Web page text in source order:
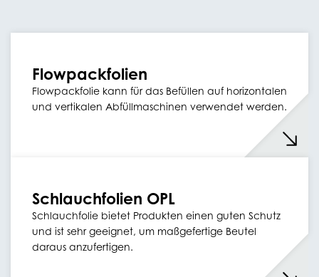
Flowpackfolien
Flowpackfolie kann für das Befüllen auf horizontalen
und vertikalen Abfüllmaschinen verwendet werden.
Schlauchfolien OPL
Schlauchfolie bietet Produkten einen guten Schutz
und ist sehr geeignet, um maßgefertige Beutel
daraus anzufertigen.